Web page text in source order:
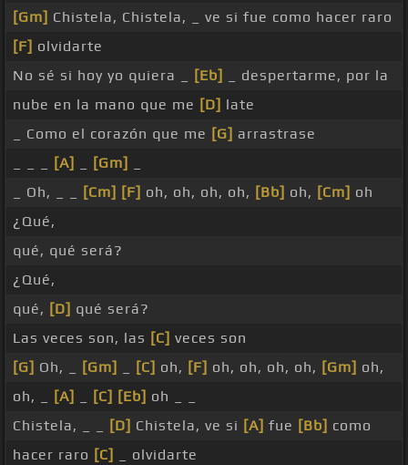
[Gm] Chistela, Chistela, _ ve si fue como hacer raro
[F] olvidarte
No sé si hoy yo quiera _
[Eb]
_ despertarme, por la
nube en la mano que me [D] late
_ Como el corazón que me [G] arrastrase
[A] [Gm]
_ Oh, _ _
[Cm] [F] oh, oh, oh, oh, [Bb] oh, [Cm] oh
¿Qué,
qué, qué será?
¿Qué,
qué, [D] qué será?
Las veces son, las [C] veces son
[G] Oh, _ [Gm] [C] oh, [F] oh, oh, oh, oh, [Gm] oh,
oh, _
[A] [C] [Eb] oh _ _
Chistela, _ _
[D] Chistela, ve si [A] fue [Bb] como
hacer raro [C]
_ olvidarte